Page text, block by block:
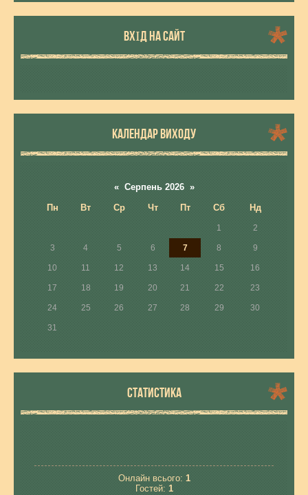
ВХІД НА САЙТ
КАЛЕНДАР ВИХОДУ
« Серпень 2026 »
Пн
Вт Ср Чт Пт Сб Нд
1 2
3 4 5 6 7 8 9
10 11 12 13 14 15 16
17 18 19 20 21 22 23
24 25 26 27 28 29 30
31
СТАТИСТИКА
Онлайн всього: 1
Гостей: 1